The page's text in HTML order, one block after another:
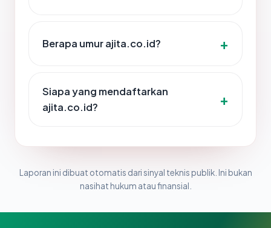
Berapa umur ajita.co.id?
Siapa yang mendaftarkan
ajita.co.id?
Laporan ini dibuat otomatis dari sinyal teknis publik. Ini bukan
nasihat hukum atau finansial.